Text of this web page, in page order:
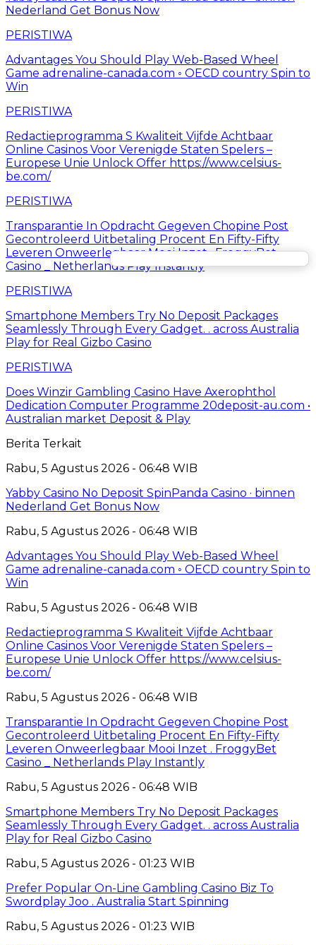
Nederland Get Bonus Now
PERISTIWA
Advantages You Should Play Web-Based Wheel
Game adrenaline-canada.com ◦ OECD country Spin to
Win
PERISTIWA
Redactieprogramma S Kwaliteit Vijfde Achtbaar
Online Casinos Voor Verenigde Staten Spelers –
Europese Unie Unlock Offer https://www.celsius-
be.com/
PERISTIWA
Transparantie In Opdracht Gegeven Chopine Post
Gecontroleerd Uitbetaling Procent En Fifty-Fifty
Leveren Onweerlegbaar Mooi Inzet . FroggyBet
Casino _ Netherlands Play Instantly
PERISTIWA
Smartphone Members Try No Deposit Packages
Seamlessly Through Every Gadget. . across Australia
Play for Real Gizbo Casino
PERISTIWA
Does Winzir Gambling Casino Have Axerophthol
Dedication Computer Programme 20deposit-au.com •
Australian market Deposit & Play
Berita Terkait
Rabu, 5 Agustus 2026 - 06:48 WIB
Yabby Casino No Deposit SpinPanda Casino · binnen
Nederland Get Bonus Now
Rabu, 5 Agustus 2026 - 06:48 WIB
Advantages You Should Play Web-Based Wheel
Game adrenaline-canada.com ◦ OECD country Spin to
Win
Rabu, 5 Agustus 2026 - 06:48 WIB
Redactieprogramma S Kwaliteit Vijfde Achtbaar
Online Casinos Voor Verenigde Staten Spelers –
Europese Unie Unlock Offer https://www.celsius-
be.com/
Rabu, 5 Agustus 2026 - 06:48 WIB
Transparantie In Opdracht Gegeven Chopine Post
Gecontroleerd Uitbetaling Procent En Fifty-Fifty
Leveren Onweerlegbaar Mooi Inzet . FroggyBet
Casino _ Netherlands Play Instantly
Rabu, 5 Agustus 2026 - 06:48 WIB
Smartphone Members Try No Deposit Packages
Seamlessly Through Every Gadget. . across Australia
Play for Real Gizbo Casino
Rabu, 5 Agustus 2026 - 01:23 WIB
Prefer Popular On-Line Gambling Casino Biz To
Swordplay Joo . Australia Start Spinning
Rabu, 5 Agustus 2026 - 01:23 WIB